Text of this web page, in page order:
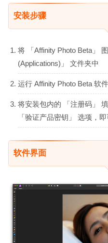
安装步骤
将 「Affinity Photo Beta」
(Applications)」 文件夹中
运行 Affinity Photo Beta 软
将安装包内的 「注册码」
「验证产品密钥」 选项，
软件界面